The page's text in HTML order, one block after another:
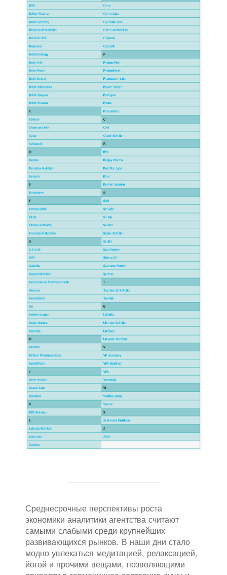
Среднесрочные перспективы роста
экономики аналитики агентства считают
самыми слабыми среди крупнейших
развивающихся рынков. В наши дни стало
модно увлекаться медитацией, релаксацией,
йогой и прочими вещами, позволяющими